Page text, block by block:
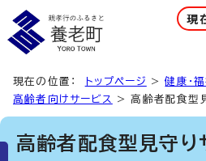
現
現在の位置： トップページ >健康・
高齢者向けサービス
> 高齢者配食型
高齢者配食型見守り